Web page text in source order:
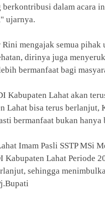
berkontribusi dalam acara
ujarnya.
mengajak semua pihak
dirinya juga
bermanfaat bagi
Kabupaten Lahat akan
Lahat bisa terus
bermanfaat bukan
Imam Pasli SSTP MSi
Kabupaten Lahat Periode
sehingga